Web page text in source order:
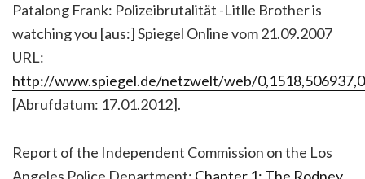
Patalong Frank: Polizeibrutalität -Litlle Brother is
watching you [aus:] Spiegel Online vom 21.09.2007
URL:
http://www.spiegel.de/netzwelt/web/
[Abrufdatum: 17.01.2012].
Report of the Independent Commission on the Los